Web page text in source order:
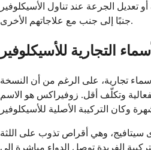
تعديل الجرعة عند تناول الأسيكلوفير
جنبًا إلى جنب مع علاجاتهم الأخرى.
التجارية للأسيكلوفير
تجارية، على الرغم من أن النسخة
وتكلّف أقل. زوفيراكس هو الاسم
سيتافيج، وهي أقراص تذوب على اللثة
الفريدة توصل الدواء مباشرة إلى